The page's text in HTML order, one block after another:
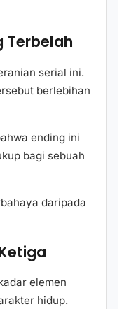
Terbelah
serial ini.
berlebihan
ending ini
bagi sebuah
daripada
elemen
hidup.